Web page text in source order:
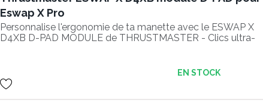
Eswap X Pro
Personnalise l'ergonomie de ta manette avec le ESWAP X
D4XB D-PAD MODULE de THRUSTMASTER - Clics ultra-
EN STOCK